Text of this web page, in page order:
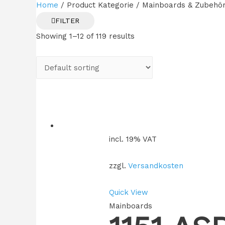
Home / Product Kategorie / Mainboards &
FILTER
Showing 1–12 of 119 results
incl. 19% VAT
zzgl.Versandkosten
Quick View
Mainboards